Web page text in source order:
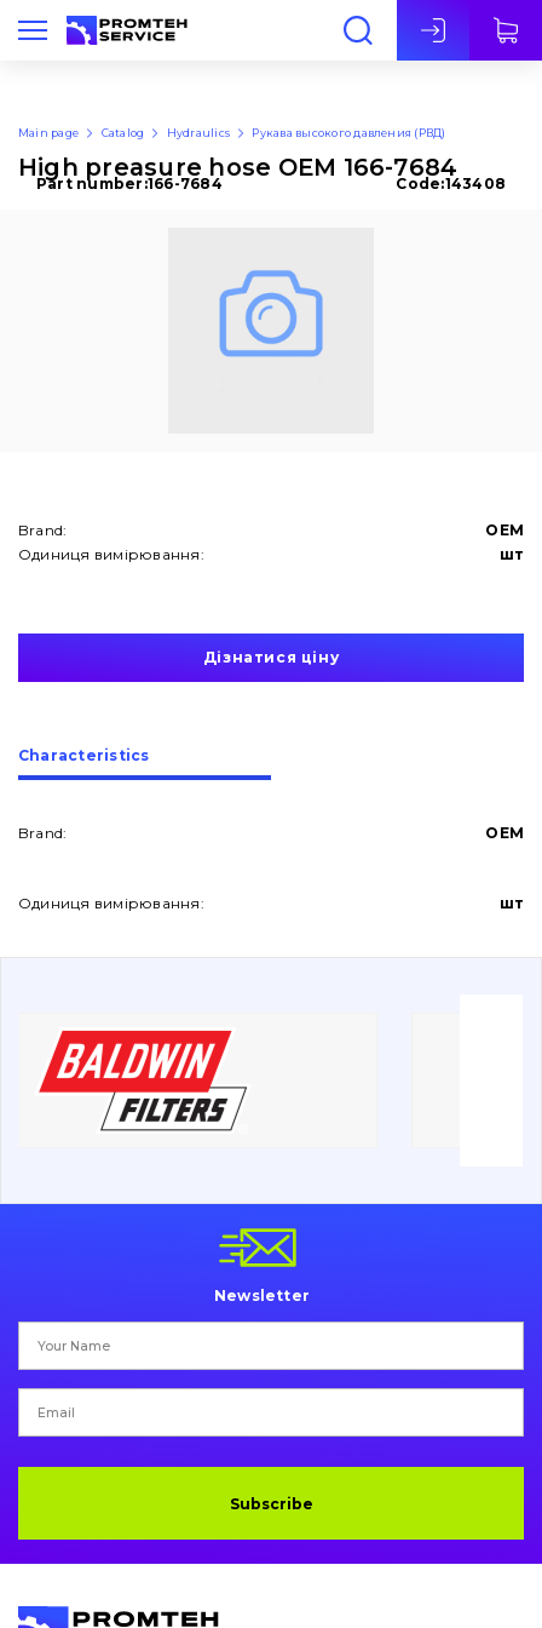
Eng
About Us
Contacts
Vacancies
Filters and lubricants
Undercarriage
Bucket and adapters shrouds
Pins and bushings
Hydraulics
написати
Main page Catalog Hydraulics Рукава высокого давления (РВД)
High preasure hose OEM 166-7684
Part number:166-7684 Code:143408
Brand:
OEM
Одиниця вимірювання:
шт
Дізнатися ціну
Сharacteristics
Brand: OEM
Одиниця вимірювання: шт
Newsletter
Subscribe